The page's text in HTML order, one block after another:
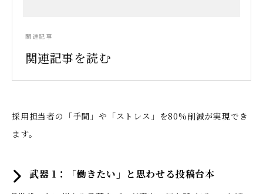
関連記事
関連記事を読む
採用担当者の「手間」や「ストレス」を80%削減が実現でき
ます。
武器 1：「働きたい」と思わせる投稿台本